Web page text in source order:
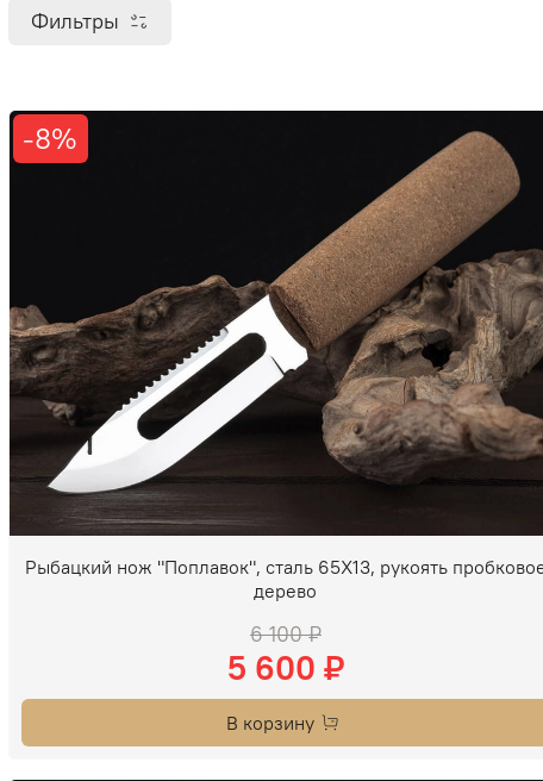
Фильтры
-8%
Рыбацкий нож "Поплавок", сталь 65Х13, рукоять
дерево
6 100 ₽
5 600 ₽
В корзину